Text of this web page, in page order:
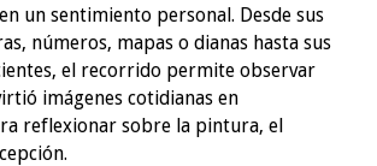
un sentimiento personal. Desde sus
números, mapas o dianas hasta sus
el recorrido permite observar
imágenes cotidianas en
reflexionar sobre la pintura, el